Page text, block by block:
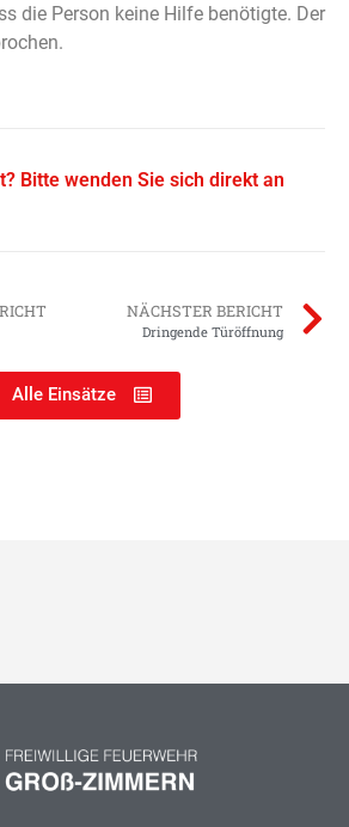
die Person keine Hilfe benötigte. Der
Bitte wenden Sie sich direkt an
NÄCHSTER BERICHT
Dringende Türöffnung
Alle Einsätze